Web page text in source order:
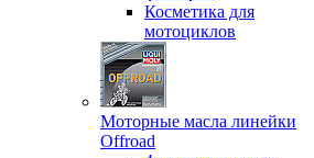
Косметика для
мотоциклов
Моторные масла линейки
Offroad